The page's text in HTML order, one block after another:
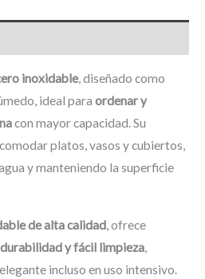
inoxidable, diseñado como
ideal para ordenar y
con mayor capacidad. Su
platos, vasos y cubiertos,
y manteniendo la superficie
de alta calidad, ofrece
y fácil limpieza,
incluso en uso intensivo.